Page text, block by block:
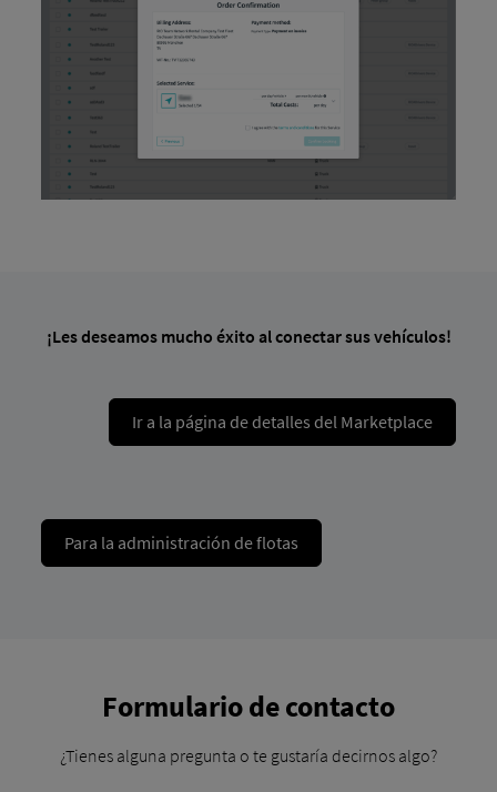
¡Les deseamos mucho éxito al conectar sus vehículos!
Ir a la página de detalles del Marketplace
Para la administración de flotas
Formulario de contacto
¿Tienes alguna pregunta o te gustaría decirnos algo?